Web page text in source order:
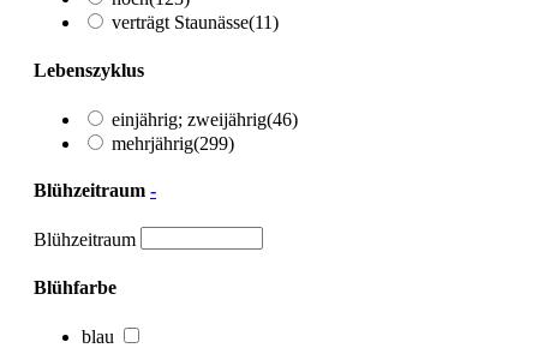
verträgt Staunässe(11)
Lebenszyklus
einjährig; zweijährig(46)
mehrjährig(299)
Blühzeitraum -
Blühzeitraum
Blühfarbe
blau